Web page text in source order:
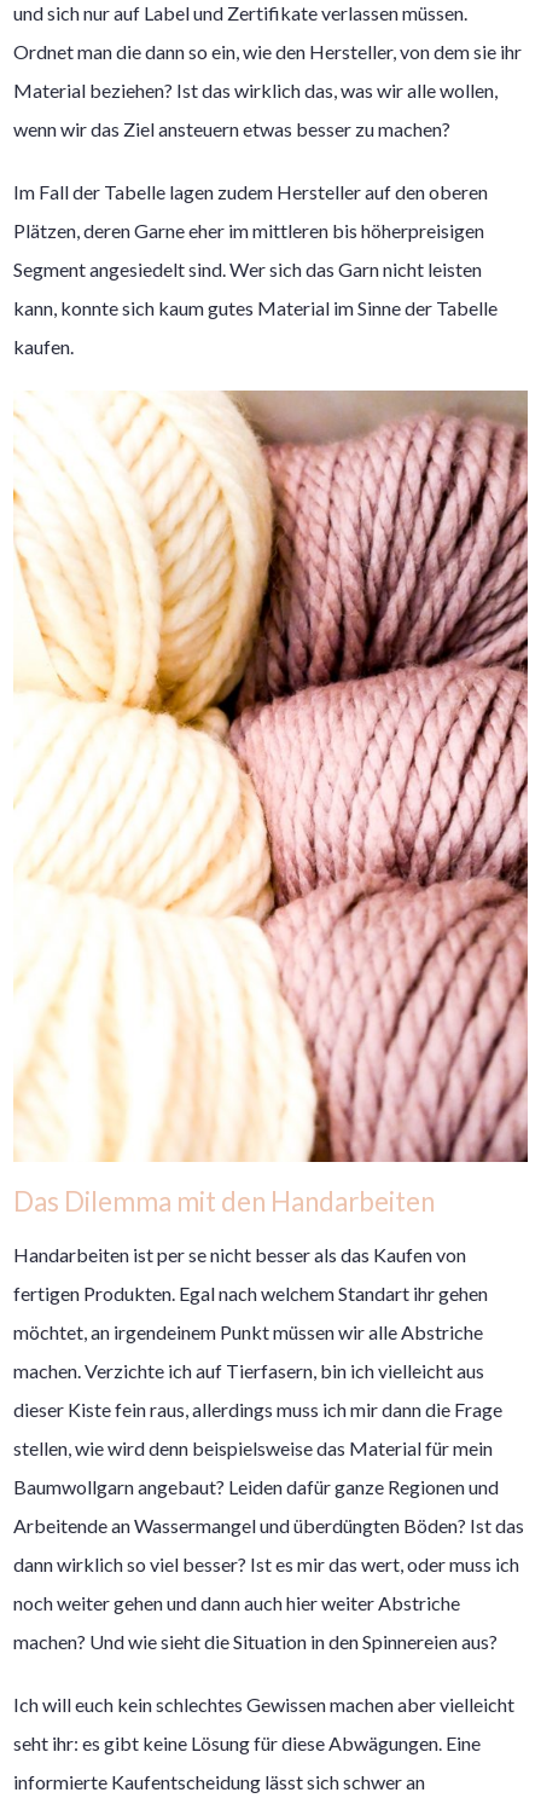
und sich nur auf Label und Zertifikate verlassen müssen.
Ordnet man die dann so ein, wie den Hersteller, von dem sie ihr
Material beziehen? Ist das wirklich das, was wir alle wollen,
wenn wir das Ziel ansteuern etwas besser zu machen?
Im Fall der Tabelle lagen zudem Hersteller auf den oberen
Plätzen, deren Garne eher im mittleren bis höherpreisigen
Segment angesiedelt sind. Wer sich das Garn nicht leisten
kann, konnte sich kaum gutes Material im Sinne der Tabelle
kaufen.
Das Dilemma mit den Handarbeiten
Handarbeiten ist per se nicht besser als das Kaufen von
fertigen Produkten. Egal nach welchem Standart ihr gehen
möchtet, an irgendeinem Punkt müssen wir alle Abstriche
machen. Verzichte ich auf Tierfasern, bin ich vielleicht aus
dieser Kiste fein raus, allerdings muss ich mir dann die Frage
stellen, wie wird denn beispielsweise das Material für mein
Baumwollgarn angebaut? Leiden dafür ganze Regionen und
Arbeitende an Wassermangel und überdüngten Böden? Ist das
dann wirklich so viel besser? Ist es mir das wert, oder muss ich
noch weiter gehen und dann auch hier weiter Abstriche
machen? Und wie sieht die Situation in den Spinnereien aus?
Ich will euch kein schlechtes Gewissen machen aber vielleicht
seht ihr: es gibt keine Lösung für diese Abwägungen. Eine
informierte Kaufentscheidung lässt sich schwer an